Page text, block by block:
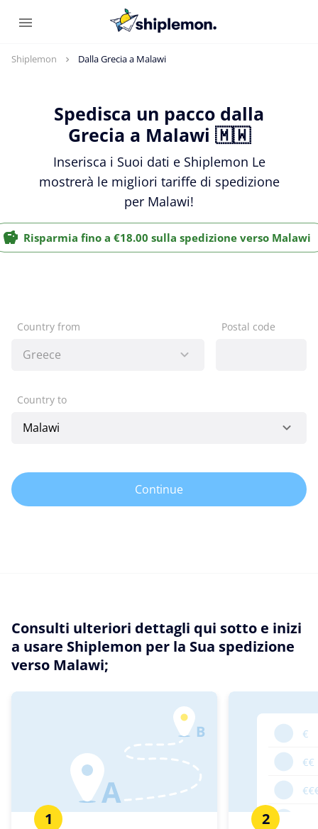
Shiplemon Dalla Grecia a Malawi
Spedisca un pacco dalla
Grecia a Malawi 🇲🇼
Inserisca i Suoi dati e Shiplemon Le
mostrerà le migliori tariffe di spedizione
per Malawi!
Risparmia fino a €18.00 sulla spedizione verso Malawi
Country from Postal code
Country to
Continue
Consulti ulteriori dettagli qui sotto e inizi
a usare Shiplemon per la Sua spedizione
verso Malawi;
1 2